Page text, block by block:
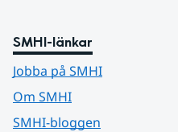
SMHI-länkar
Jobba på SMHI
Om SMHI
SMHI-bloggen